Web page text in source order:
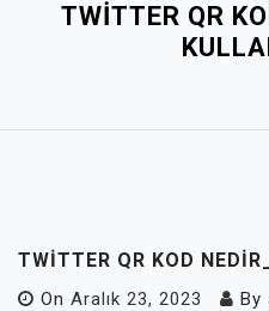
TWITTER QR
TWITTER QR KOD
On Aralık 23, 2023 By